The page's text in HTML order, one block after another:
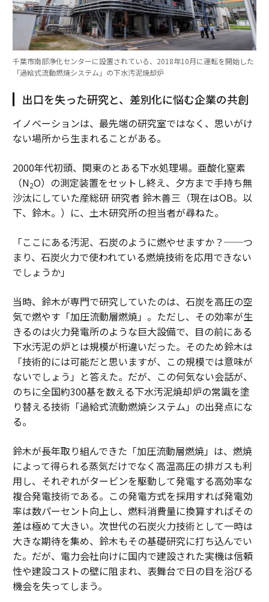
千葉市南部浄化センターに設置されている、2018年10月に運転を開始した
「過給式流動燃焼システム」の下水汚泥焼却炉
出口を失った研究と、差別化に悩む企業の共創
イノベーションは、最先端の研究室ではなく、思いがけ
ない場所から生まれることがある。
2000年代初頭、関東のとある下水処理場。亜酸化窒素
（N2O）の測定装置をセットし終え、夕方まで手持ち無
沙汰にしていた産総研 研究者 鈴木善三（現在はOB。以
下、鈴木。）に、土木研究所の担当者が尋ねた。
「ここにある汚泥、石炭のように燃やせますか？──つ
まり、石炭火力で使われている燃焼技術を応用できない
でしょうか」
当時、鈴木が専門で研究していたのは、石炭を高圧の空
気で燃やす「加圧流動層燃焼」。ただし、その効率が生
きるのは火力発電所のような巨大設備で、目の前にある
下水汚泥の炉とは規模が桁違いだった。そのため鈴木は
「技術的には可能だと思いますが、この規模では意味が
ないでしょう」と答えた。だが、この何気ない会話が、
のちに全国約300基を数える下水汚泥焼却炉の常識を塗
り替える技術「過給式流動燃焼システム」の出発点にな
る。
鈴木が長年取り組んできた「加圧流動層燃焼」は、燃焼
によって得られる蒸気だけでなく高温高圧の排ガスも利
用し、それぞれがタービンを駆動して発電する高効率な
複合発電技術である。この発電方式を採用すれば発電効
率は数パーセント向上し、燃料消費量に換算すればその
差は極めて大きい。次世代の石炭火力技術として一時は
大きな期待を集め、鈴木もその基礎研究に打ち込んでい
た。だが、電力会社向けに国内で建設された実機は信頼
性や建設コストの壁に阻まれ、表舞台で日の目を浴びる
機会を失ってしまう。